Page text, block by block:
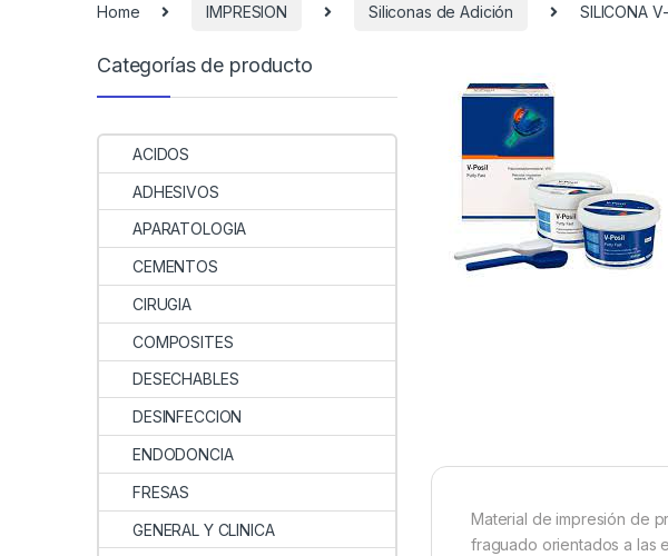
Home IMPRESION Siliconas de Adición SILICONA
Material de impresión de
fraguado orientados a las
Categorías de producto
ACIDOS
ADHESIVOS
APARATOLOGIA
CEMENTOS
CIRUGIA
COMPOSITES
DESECHABLES
DESINFECCION
ENDODONCIA
FRESAS
GENERAL Y CLINICA